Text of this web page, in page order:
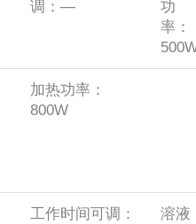
调：—
功
率：
加热功率：
800W
工作时间可调：
溶液